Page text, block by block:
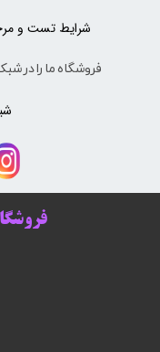
فروشگاه ما را در
شرایط تست و